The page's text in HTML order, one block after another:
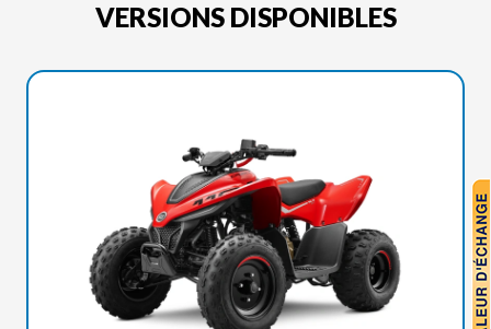
VERSIONS DISPONIBLES